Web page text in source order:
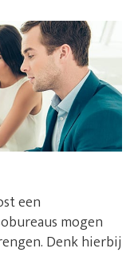
een
mogen
Denk hierbij